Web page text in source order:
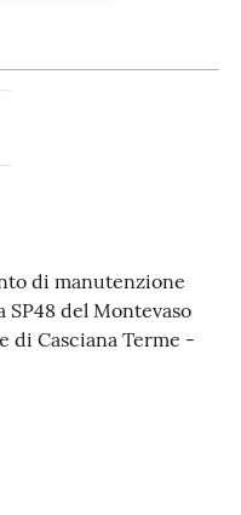
di manutenzione
del Montevaso
di Casciana Terme -